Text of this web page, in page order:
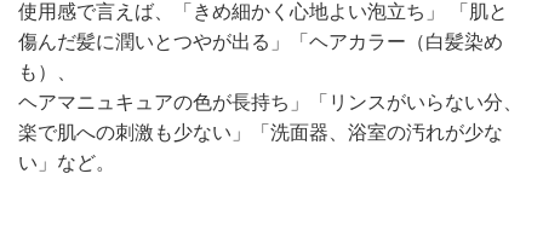
使用感で言えば、「きめ細かく心地よい泡立ち」 「肌と
傷んだ髪に潤いとつやが出る」「ヘアカラー（白髪染め
も）、
ヘアマニュキュアの色が長持ち」「リンスがいらない分、
楽で肌への刺激も少ない」「洗面器、浴室の汚れが少な
い」など。